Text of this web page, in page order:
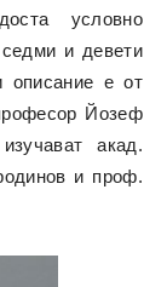
условно
и девети
описание е от
Йозеф
акад.
и проф.